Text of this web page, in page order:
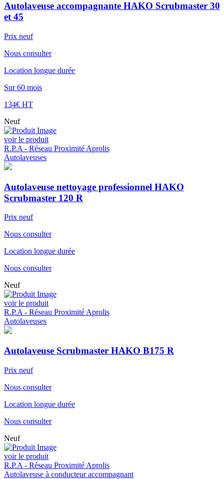
Autolaveuse accompagnante HAKO Scrubmaster 30
et 45
Prix neuf
Nous consulter
Location longue durée
Sur 60 mois
134€ HT
Neuf
voir le produit
R.P.A - Réseau Proximité Aprolis
Autolaveuses
Autolaveuse nettoyage professionnel HAKO
Scrubmaster 120 R
Prix neuf
Nous consulter
Location longue durée
Nous consulter
Neuf
voir le produit
R.P.A - Réseau Proximité Aprolis
Autolaveuses
Autolaveuse Scrubmaster HAKO B175 R
Prix neuf
Nous consulter
Location longue durée
Nous consulter
Neuf
voir le produit
R.P.A - Réseau Proximité Aprolis
Autolaveuse à conducteur accompagnant